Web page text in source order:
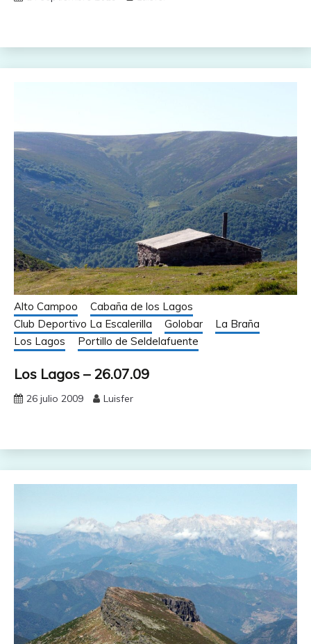
Alto Campoo
Cabaña de los Lagos
Club Deportivo La Escalerilla
Golobar
La Braña
Los Lagos
Portillo de Seldelafuente
Los Lagos – 26.07.09
26 julio 2009 Luisfer